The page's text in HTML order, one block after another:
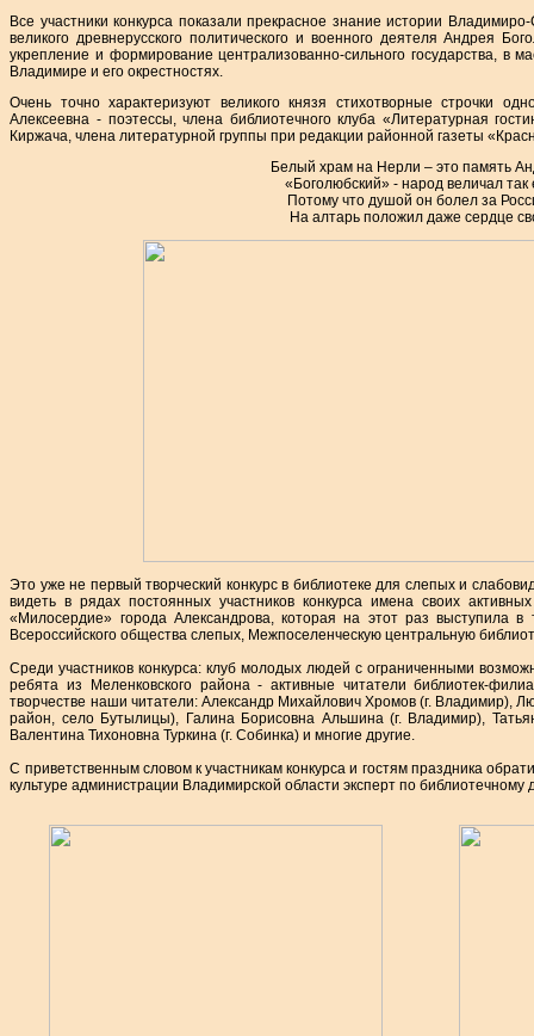
Все участники конкурса показали прекрасное знание истории
великого древнерусского политического и военного деятеля Андрея
укрепление и формирование централизованно-сильного государства, в
Владимире и его окрестностях.
Очень точно характеризуют великого князя стихотворные строчки
Алексеевна - поэтессы, члена библиотечного клуба «Литературная
Киржача, члена литературной группы при редакции районной газеты
Белый храм на Нерли – это память
«Боголюбский» - народ величал так
Потому что душой он болел за
На алтарь положил даже сердце
Это уже не первый творческий конкурс в библиотеке для слепых и
видеть в рядах постоянных участников конкурса имена своих
«Милосердие» города Александрова, которая на этот раз выступила в
Всероссийского общества слепых, Межпоселенческую центральную
Среди участников конкурса: клуб молодых людей с ограниченными
ребята из Меленковского района - активные читатели библиотек-
творчестве наши читатели: Александр Михайлович Хромов (г. Владимир),
район, село Бутылицы), Галина Борисовна Альшина (г. Владимир),
Валентина Тихоновна Туркина (г. Собинка) и многие другие.
С приветственным словом к участникам конкурса и гостям праздника
культуре администрации Владимирской области эксперт по